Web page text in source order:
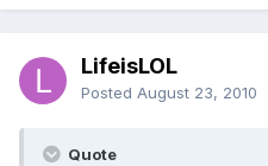
LifeisLOL
Posted August 23, 2010
Quote